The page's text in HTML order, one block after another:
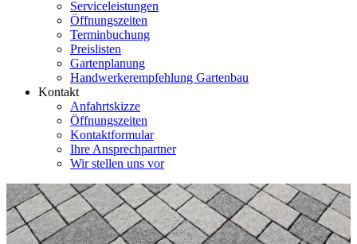
Serviceleistungen
Öffnungszeiten
Terminbuchung
Preislisten
Gartenplanung
Handwerkerempfehlung Gartenbau
Kontakt
Anfahrtskizze
Öffnungszeiten
Kontaktformular
Ihre Ansprechpartner
Wir stellen uns vor